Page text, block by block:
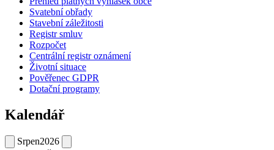
Svatební obřady
Stavební záležitosti
Registr smluv
Rozpočet
Centrální registr oznámení
Životní situace
Pověřenec GDPR
Dotační programy
Kalendář
Srpen2026